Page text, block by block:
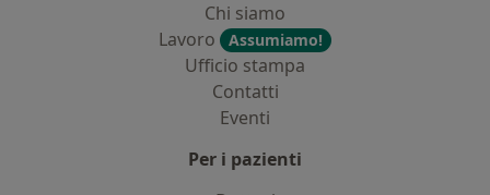
Chi siamo
Lavoro
Assumiamo!
Ufficio stampa
Contatti
Eventi
Per i pazienti